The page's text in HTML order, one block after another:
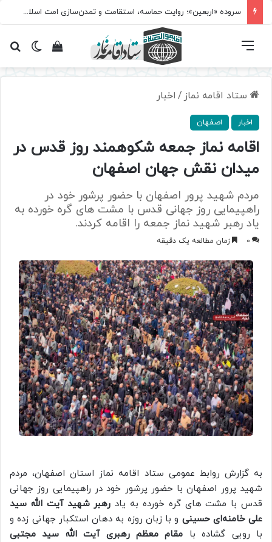
سروده‌ «اربعین»؛ روایت حماسه، استقامت و تمدن‌سازی امت اسلامی
تغییرمشاهده فهرست
ستاد اقامه نماز / اخبار
اخبار اصفهان
اقامه نماز جمعه شکوهمند روز قدس در
میدان نقش جهان اصفهان
مردم شهید پرور اصفهان با حضور پرشور خود در
راهپیمایی روز جهانی قدس با مشت های گره خورده به
یاد رهبر شهید نماز جمعه را اقامه کردند.
0 زمان مطالعه یک دقیقه
به گزارش روابط عمومی ستاد اقامه نماز استان اصفهان، مردم
شهید پرور اصفهان با حضور پرشور خود در راهپیمایی روز جهانی
قدس با مشت های گره خورده به یاد رهبر شهید آیت الله سید
علی خامنه‌ای حسینی و با زبان روزه به دهان استکبار جهانی زده و
با رویی گشاده با مقام معظم رهبری آیت الله سید مجتبی